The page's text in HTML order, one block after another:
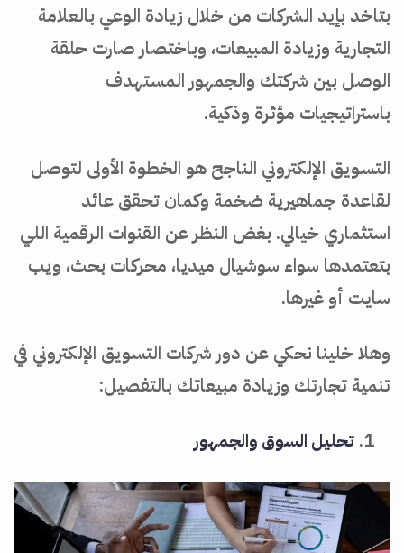
بتاخد بإيد الشركات من خلال زيادة الوعي بالعلامة
التجارية وزيادة المبيعات، وباختصار صارت حلقة
الوصل بين شركتك والجمهور المستهدف
باستراتيجيات مؤثرة وذكية.
التسويق الإلكتروني الناجح هو الخطوة الأولى لتوصل
لقاعدة جماهيرية ضخمة وكمان تحقق عائد
استثماري خيالي. بغض النظر عن القنوات الرقمية اللي
بتعتمدها سواء سوشيال ميديا، محركات بحث، ويب
سايت أو غيرها.
وهلا خلينا نحكي عن دور شركات التسويق الإلكتروني في
تنمية تجارتك وزيادة مبيعاتك بالتفصيل:
تحليل السوق والجمهور